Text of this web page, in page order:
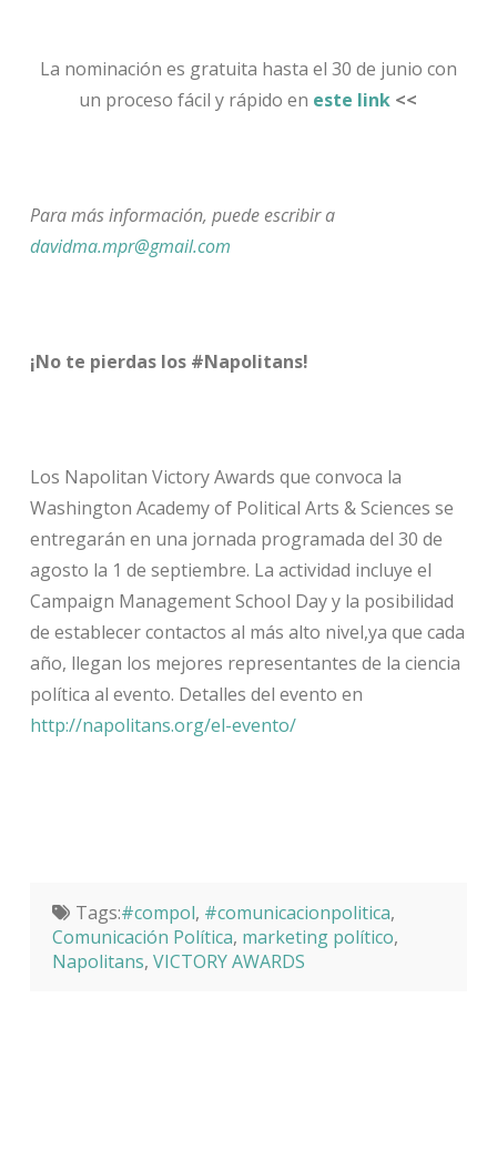
La nominación es gratuita hasta el 30 de junio con
un proceso fácil y rápido en este link <<
Para más información, puede escribir a
davidma.mpr@gmail.com
¡No te pierdas los #Napolitans!
Los Napolitan Victory Awards que convoca la
Washington Academy of Political Arts & Sciences se
entregarán en una jornada programada del 30 de
agosto la 1 de septiembre. La actividad incluye el
Campaign Management School Day y la posibilidad
de establecer contactos al más alto nivel,ya que cada
año, llegan los mejores representantes de la ciencia
política al evento. Detalles del evento en
http://napolitans.org/el-evento/
Tags:#compol, #comunicacionpolitica,
Comunicación Política, marketing político,
Napolitans, VICTORY AWARDS